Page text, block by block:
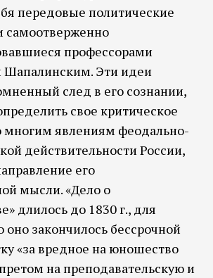
передовые политические
самоотверженно
профессорами
Шапалинским. Эти идеи
след в его сознании,
свое критическое
многим явлениям феодально-
действительности России,
его
мысли. «Дело о
длилось до 1830 г., для
закончилось бессрочной
«за вредное на юношество
на преподавательскую и